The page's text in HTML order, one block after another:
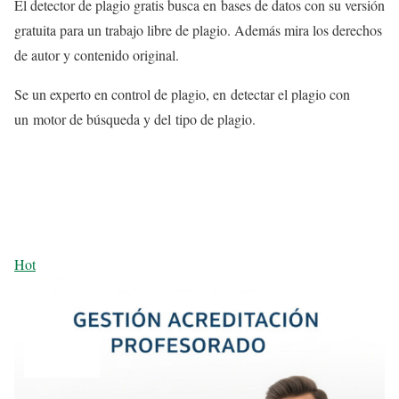
El detector de plagio gratis busca en bases de datos con su versión
gratuita para un trabajo libre de plagio. Además mira los derechos
de autor y contenido original.
Se un experto en control de plagio, en detectar el plagio con
un motor de búsqueda y del tipo de plagio.
Hot